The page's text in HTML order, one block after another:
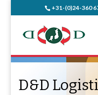
+31-(0)24-360
D&D